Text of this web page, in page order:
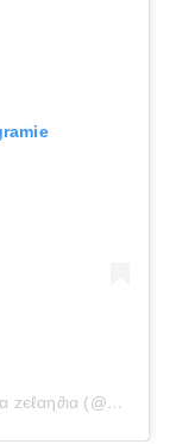
Post udostępniony przez ωу¢ιє¢zкι ησωα zєℓαη∂ια (@wycieczkinowazelandia)